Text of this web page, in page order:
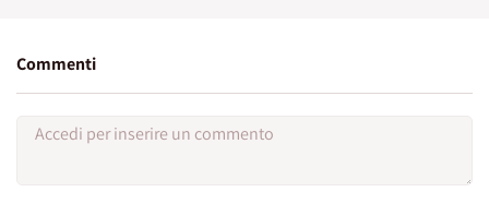
Commenti